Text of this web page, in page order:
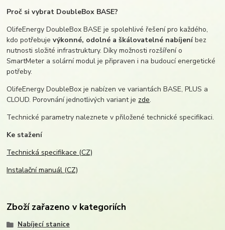
Proč si vybrat DoubleBox BASE?
OlifeEnergy DoubleBox BASE je spolehlivé řešení pro každého,
kdo potřebujevýkonné, odolné a škálovatelné nabíjeníbez
nutnosti složité infrastruktury. Díky možnosti rozšíření o
SmartMeter a solární modul je připraven i na budoucí energetické
potřeby.
OlifeEnergy DoubleBox je nabízen ve variantách BASE, PLUS a
CLOUD. Porovnání jednotlivých variant je zde.
Technické parametry naleznete v přiložené technické specifikaci.
Ke stažení
Technická specifikace (CZ)
Instalační manuál (CZ)
Zboží zařazeno v kategoriích
Nabíjecí stanice